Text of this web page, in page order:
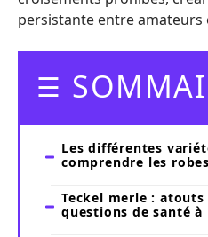
persistante entre amateurs
Les différentes
comprendre les
Teckel merle :
questions de santé à